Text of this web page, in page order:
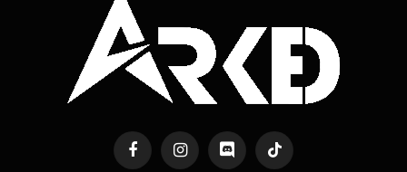
FacebookInstagramDiscord TikTok